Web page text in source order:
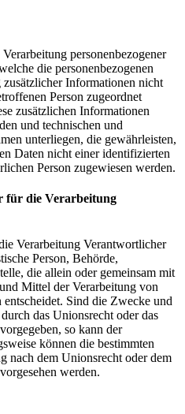
personenbezogener
die personenbezogenen
Informationen nicht
Person zugeordnet
zusätzlichen Informationen
und technischen und
unterliegen, die gewährleisten,
Daten nicht einer identifizierten
Person zugewiesen werden.
für die Verarbeitung
Verarbeitung Verantwortlicher
Person, Behörde,
die allein oder gemeinsam mit
Mittel der Verarbeitung von
entscheidet. Sind die Zwecke und
das Unionsrecht oder das
so kann der
können die bestimmten
nach dem Unionsrecht oder dem
werden.